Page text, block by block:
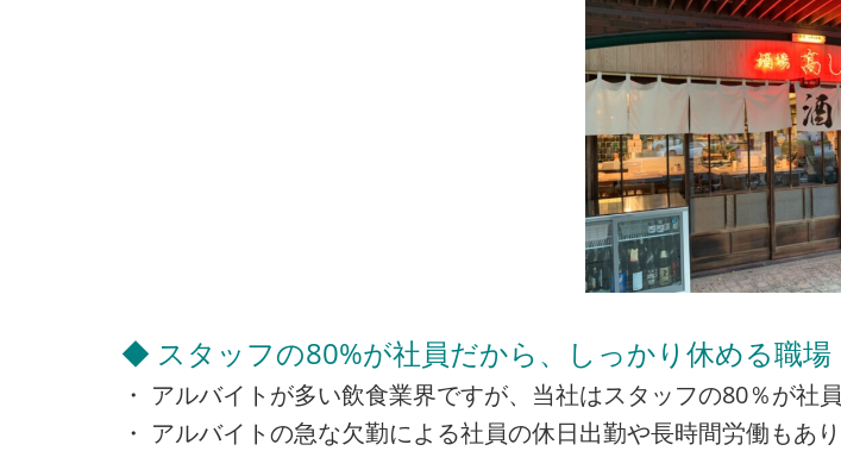
◆ スタッフの80%が社員だから、しっかり休める職場
・ アルバイトが多い飲食業界ですが、当社はスタッフの80％が社
・ アルバイトの急な欠勤による社員の休日出勤や長時間労働もあり